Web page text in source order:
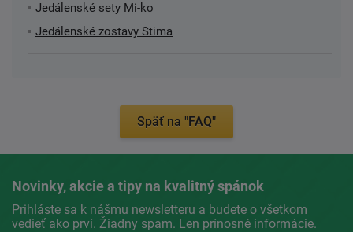
Jedálenské sety Mi-ko
Jedálenské zostavy Stima
Späť na "FAQ"
Novinky, akcie a tipy na kvalitný spánok
Prihláste sa k nášmu newsletteru a budete o všetkom
vedieť ako prví. Žiadny spam. Len prínosné informácie.